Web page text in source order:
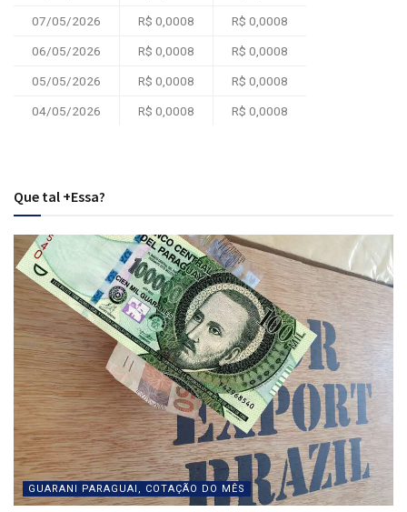
07/05/2026 R$ 0,0008 R$ 0,0008
06/05/2026 R$ 0,0008 R$ 0,0008
05/05/2026 R$ 0,0008 R$ 0,0008
04/05/2026 R$ 0,0008 R$ 0,0008
Que tal +Essa?
GUARANI PARAGUAI, COTAÇÃO DO MÊS